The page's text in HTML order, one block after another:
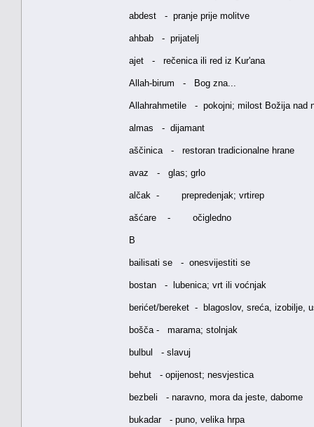
abdest - pranje prije molitve
ahbab - prijatelj
ajet - rečenica ili red iz Kur'ana
Allah-birum - Bog zna...
Allahrahmetile - pokojni; milost Božija nad
almas - dijamant
aščinica - restoran tradicionalne hrane
avaz - glas; grlo
alčak - prepredenjak; vrtirep
ašćare - očigledno
B
bailisati se - onesvijestiti se
bostan - lubenica; vrt ili voćnjak
berićet/bereket - blagoslov, sreća, izobilje,
bošča - marama; stolnjak
bulbul - slavuj
behut - opijenost; nesvjestica
bezbeli - naravno, mora da jeste, dabome
bukadar - puno, velika hrpa